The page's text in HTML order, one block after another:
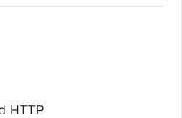
HTTP